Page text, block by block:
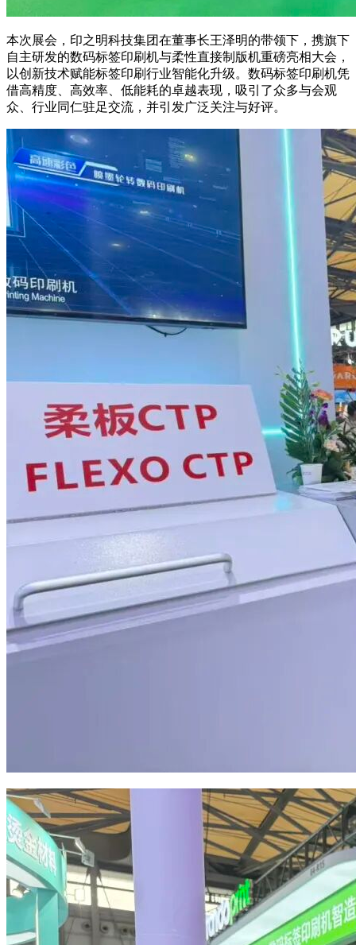
本次展会，印之明科技集团在董事长王泽明的带领下，携旗下
自主研发的数码标签印刷机与柔性直接制版机重磅亮相大会，
以创新技术赋能标签印刷行业智能化升级。数码标签印刷机凭
借‌高精度、高效率、低能耗‌的卓越表现， 吸引了众多与会观
众、行业同仁驻足交流，并引发广泛关注与好评。